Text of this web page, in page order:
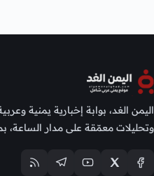
اليمن الغد، بوابة إخبارية يمنية
وتحليلات معمّقة على مدار الساعة،